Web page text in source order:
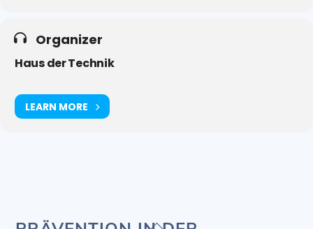
Organizer
Haus der Technik
LEARN MORE
Back